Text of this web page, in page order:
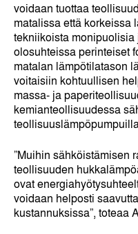
voidaan tuottaa
matalissa että korkeissa
tekniikoista
olosuhteissa perinteiset
matalan lämpötilatason
voitaisiin kohtuullisen
massa- ja
kemianteollisuudessa
”Muihin sähköistämisen
teollisuuden
ovat
voidaan helposti
kustannuksissa”, toteaa